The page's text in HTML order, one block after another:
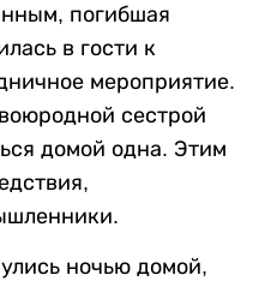
погибшая
в гости к
мероприятие.
сестрой
домой одна. Этим
ночью домой,